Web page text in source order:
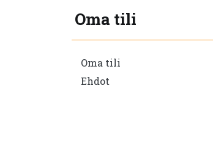
Oma tili
Oma tili
Ehdot